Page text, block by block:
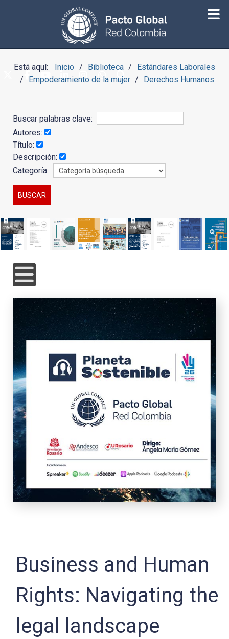
Está aquí: Inicio Biblioteca
Estándares Laborales
Empoderamiento de la mujer
Derechos Humanos
Buscar palabras clave:
Autores:
Título:
Descripción:
Categoría:
Business and Human
Rights: Navigating the
legal landscape